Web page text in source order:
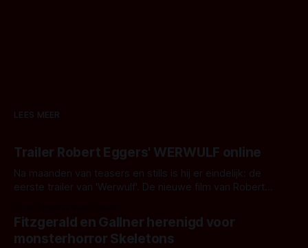
LEES MEER
Trailer Robert Eggers' WERWULF online
Na maanden van teasers en stills is hij er eindelijk: de
eerste trailer van 'Werwulf'. De nieuwe film van Robert
kille stijl vol folklore en mythe. Het topic deze keer is (kon
het het al raden?)... de weerwolf. Kijk je mee?
Fitzgerald en Gallner herenigd voor
monsterhorror Skeletons